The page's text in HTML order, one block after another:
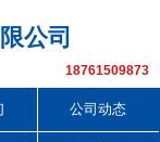
公司
18761509873
公司动态